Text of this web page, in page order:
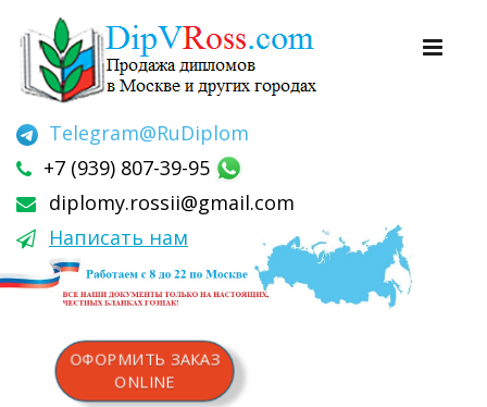
Telegram@RuDiplom
+7 (939) 807-39-95
diplomy.rossii@gmail.com
Написать нам
ОФОРМИТЬ ЗАКАЗ
ONLINE